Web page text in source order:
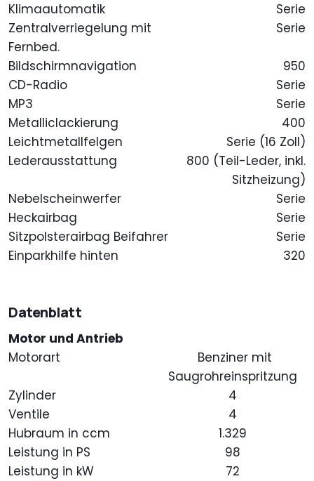
Klimaautomatik
Serie
Zentralverriegelung mit
Fernbed.
Serie
Bildschirmnavigation
950
CD-Radio
Serie
MP3
Serie
Metalliclackierung
400
Leichtmetallfelgen
Serie (16 Zoll)
Lederausstattung
800 (Teil-Leder, inkl.
Sitzheizung)
Nebelscheinwerfer
Serie
Heckairbag
Serie
Sitzpolsterairbag Beifahrer
Serie
Einparkhilfe hinten
320
Datenblatt
Motor und Antrieb
Motorart
Benziner mit
Saugrohreinspritzung
Zylinder
4
Ventile
4
Hubraum in ccm
1.329
Leistung in PS
98
Leistung in kW
72